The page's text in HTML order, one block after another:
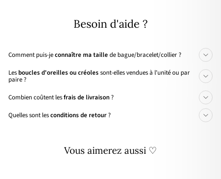
Besoin d'aide ?
Comment puis-jeconnaître ma taille de bague/bracelet/collier ?
Les boucles d'oreilles ou créolessont-elles vendues à l'unité ou par
paire ?
Combien coûtent lesfrais de livraison?
Quelles sont lesconditions de retour?
Vous aimerez aussi ♡